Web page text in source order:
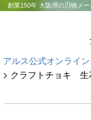
創業150年 大阪堺の刃物メ
アルス公式オンライ
クラフトチョキ 生